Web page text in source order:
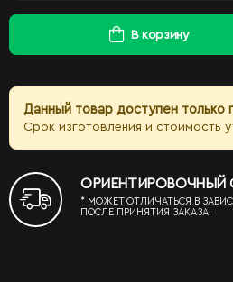
В корзину
Данный товар доступен только
Срок изготовления и стоимость
ОРИЕНТИРОВОЧНЫЙ
* МОЖЕТ ОТЛИЧАТЬСЯ В
ПОСЛЕ ПРИНЯТИЯ ЗАКАЗА.